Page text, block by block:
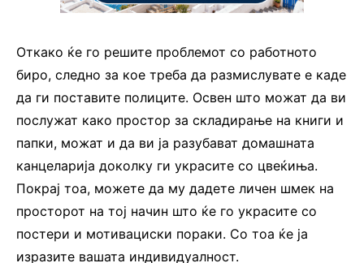
Откако ќе го решите проблемот со работното
биро, следно за кое треба да размислувате е каде
да ги поставите полиците. Освен што можат да ви
послужат како простор за складирање на книги и
папки, можат и да ви ја разубават домашната
канцеларија доколку ги украсите со цвеќиња.
Покрај тоа, можете да му дадете личен шмек на
просторот на тој начин што ќе го украсите со
постери и мотивациски пораки. Со тоа ќе ја
изразите вашата индивидуалност.